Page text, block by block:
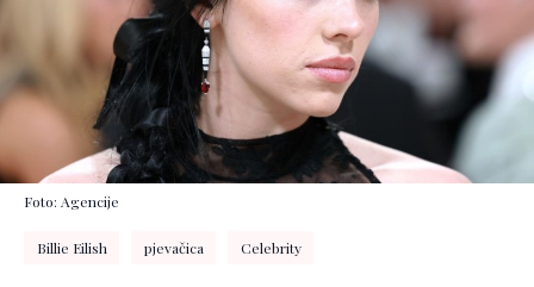
Foto: Agencije
Billie Eilish pjevačica Celebrity